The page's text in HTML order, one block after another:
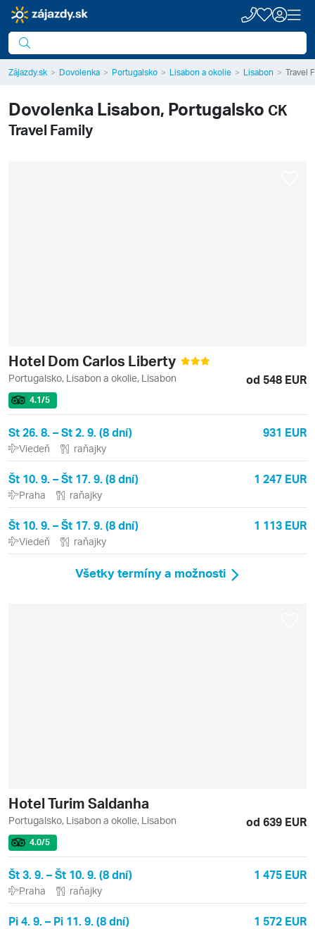
Zájazdy.sk Dovolenka Portugalsko Lisabon a okolie Lisabon Travel
Dovolenka Lisabon, Portugalsko CK
Travel Family
Hotel Dom Carlos Liberty
Portugalsko, Lisabon a okolie, Lisabon od 548 EUR
4.1/5
St 26. 8. – St 2. 9. (8 dní) 931 EUR
Viedeň raňajky
Št 10. 9. – Št 17. 9. (8 dní) 1 247 EUR
Praha raňajky
Št 10. 9. – Št 17. 9. (8 dní) 1 113 EUR
Viedeň raňajky
Všetky termíny a možnosti
Hotel Turim Saldanha
Portugalsko, Lisabon a okolie, Lisabon od 639 EUR
4.0/5
Št 3. 9. – Št 10. 9. (8 dní) 1 475 EUR
Praha raňajky
Pi 4. 9. – Pi 11. 9. (8 dní) 1 572 EUR